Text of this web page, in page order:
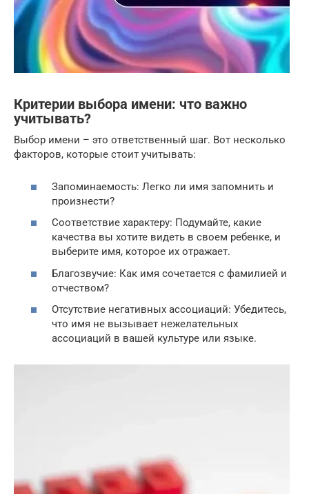
Критерии выбора имени: что важно
учитывать?
Выбор имени – это ответственный шаг. Вот несколько
факторов, которые стоит учитывать:
Запоминаемость: Легко ли имя запомнить и
произнести?
Соответствие характеру: Подумайте, какие
качества вы хотите видеть в своем ребенке, и
выберите имя, которое их отражает.
Благозвучие: Как имя сочетается с фамилией и
отчеством?
Отсутствие негативных ассоциаций: Убедитесь,
что имя не вызывает нежелательных
ассоциаций в вашей культуре или языке.